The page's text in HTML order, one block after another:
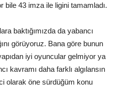
43 imza ile ligini tamamladı.
baktığımızda da yabancı
görüyoruz. Bana göre bunun
iyi oyuncular gelmiyor ya
kavramı daha farklı algılansın
olarak öne sürdüğüm konu